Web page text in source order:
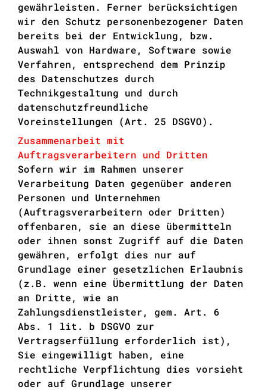
gewährleisten. Ferner berücksichtigen
wir den Schutz personenbezogener Daten
bereits bei der Entwicklung, bzw.
Auswahl von Hardware, Software sowie
Verfahren, entsprechend dem Prinzip
des Datenschutzes durch
Technikgestaltung und durch
datenschutzfreundliche
Voreinstellungen (Art. 25 DSGVO).
Zusammenarbeit mit
Auftragsverarbeitern und Dritten
Sofern wir im Rahmen unserer
Verarbeitung Daten gegenüber anderen
Personen und Unternehmen
(Auftragsverarbeitern oder Dritten)
offenbaren, sie an diese übermitteln
oder ihnen sonst Zugriff auf die Daten
gewähren, erfolgt dies nur auf
Grundlage einer gesetzlichen Erlaubnis
(z.B. wenn eine Übermittlung der Daten
an Dritte, wie an
Zahlungsdienstleister, gem. Art. 6
Abs. 1 lit. b DSGVO zur
Vertragserfüllung erforderlich ist),
Sie eingewilligt haben, eine
rechtliche Verpflichtung dies vorsieht
oder auf Grundlage unserer